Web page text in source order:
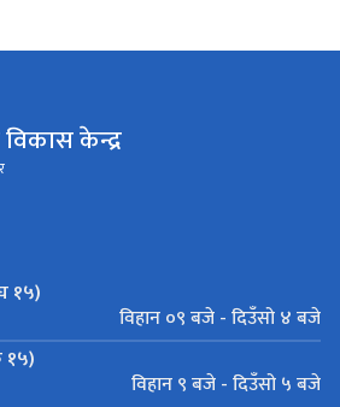
केन्द्र
१५)
विहान ०९ बजे - दिउँसो ४ बजे
१५)
विहान ९ बजे - दिउँसो ५ बजे